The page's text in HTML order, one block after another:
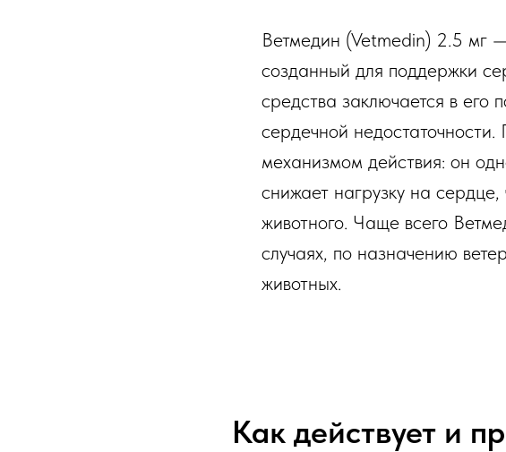
Ветмедин (Vetmedin) 2.5 мг
созданный для поддержки
средства заключается в его
сердечной
механизмом действия: он
снижает нагрузку на
животного. Чаще всего
случаях, по назначению
животных.
Как действует и